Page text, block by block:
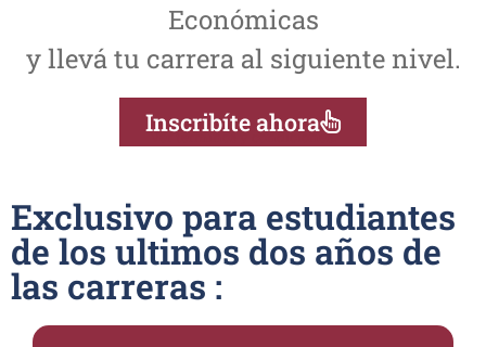
Económicas
y llevá tu carrera al siguiente nivel.
Inscribíte ahora
Ver términos y condiciones.
Exclusivo para estudiantes
de los ultimos dos años de
las carreras :